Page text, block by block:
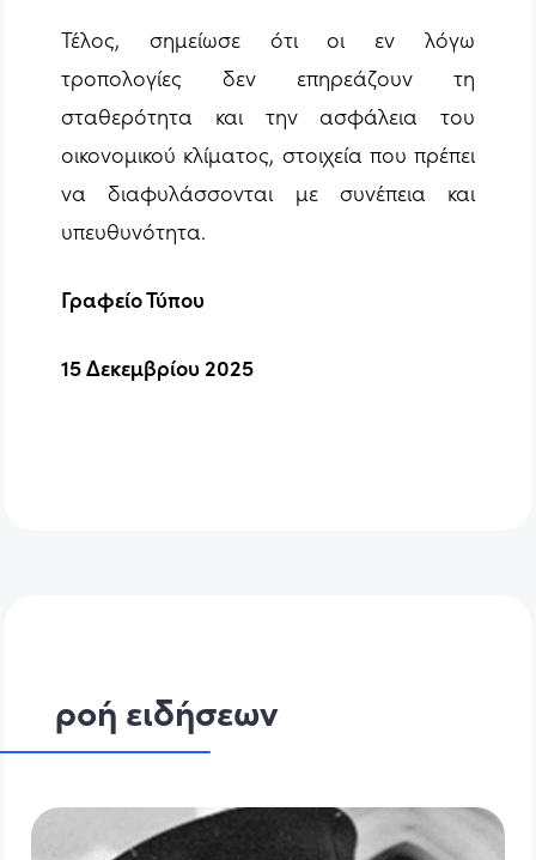
Τέλος, σημείωσε ότι οι εν λόγω
τροπολογίες δεν επηρεάζουν τη
σταθερότητα και την ασφάλεια του
οικονομικού κλίματος, στοιχεία που πρέπει
να διαφυλάσσονται με συνέπεια και
υπευθυνότητα.
Γραφείο Τύπου
15 Δεκεμβρίου 2025
ροή ειδήσεων